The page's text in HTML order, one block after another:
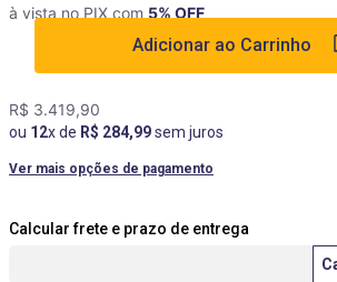
à vista no PIX com 5% OFF
Adicionar ao Carrinho
R$ 3.419,90
ou 12x de R$ 284,99sem juros
Ver mais opções de pagamento
9º cômoda
mesas cadeiras